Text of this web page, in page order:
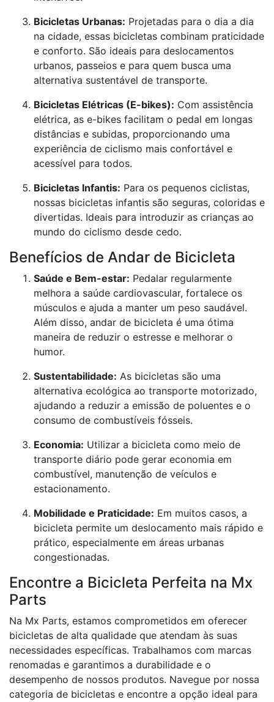
Bicicletas Urbanas: Projetadas para o dia a dia
na cidade, essas bicicletas combinam praticidade
e conforto. São ideais para deslocamentos
urbanos, passeios e para quem busca uma
alternativa sustentável de transporte.
Bicicletas Elétricas (E-bikes): Com assistência
elétrica, as e-bikes facilitam o pedal em longas
distâncias e subidas, proporcionando uma
experiência de ciclismo mais confortável e
acessível para todos.
Bicicletas Infantis: Para os pequenos ciclistas,
nossas bicicletas infantis são seguras, coloridas e
divertidas. Ideais para introduzir as crianças ao
mundo do ciclismo desde cedo.
Benefícios de Andar de Bicicleta
Saúde e Bem-estar: Pedalar regularmente
melhora a saúde cardiovascular, fortalece os
músculos e ajuda a manter um peso saudável.
Além disso, andar de bicicleta é uma ótima
maneira de reduzir o estresse e melhorar o
humor.
Sustentabilidade: As bicicletas são uma
alternativa ecológica ao transporte motorizado,
ajudando a reduzir a emissão de poluentes e o
consumo de combustíveis fósseis.
Economia: Utilizar a bicicleta como meio de
transporte diário pode gerar economia em
combustível, manutenção de veículos e
estacionamento.
Mobilidade e Praticidade: Em muitos casos, a
bicicleta permite um deslocamento mais rápido e
prático, especialmente em áreas urbanas
congestionadas.
Encontre a Bicicleta Perfeita na Mx
Parts
Na Mx Parts, estamos comprometidos em oferecer
bicicletas de alta qualidade que atendam às suas
necessidades específicas. Trabalhamos com marcas
renomadas e garantimos a durabilidade e o
desempenho de nossos produtos. Navegue por nossa
categoria de bicicletas e encontre a opção ideal para